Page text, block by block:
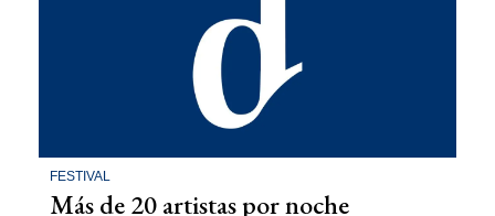
FESTIVAL
Más de 20 artistas por noche